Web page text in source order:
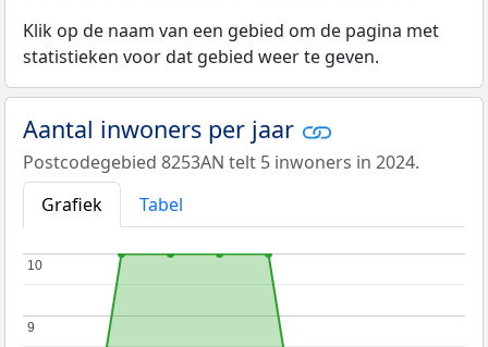
Klik op de naam van een gebied om de pagina met
statistieken voor dat gebied weer te geven.
Aantal inwoners per jaar
Postcodegebied 8253AN telt 5 inwoners in 2024.
Grafiek
Tabel
9
9
10
10